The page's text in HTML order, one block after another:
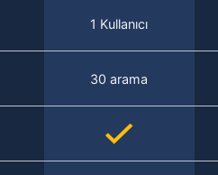
1 Kullanıcı
30 arama